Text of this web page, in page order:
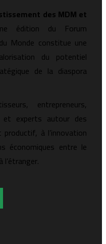
des MDM et
édition du Forum
Monde constitue une
du potentiel
de la diaspora
entrepreneurs,
et experts autour des
à l’innovation
économiques entre le